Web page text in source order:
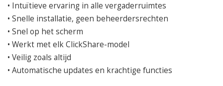
• Intuïtieve ervaring in alle vergaderruimtes
• Snelle installatie, geen beheerdersrechten
• Snel op het scherm
• Werkt met elk ClickShare-model
• Veilig zoals altijd
• Automatische updates en krachtige functies